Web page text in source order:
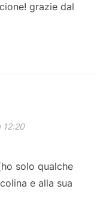
grazie dal
12:20
solo qualche
e alla sua